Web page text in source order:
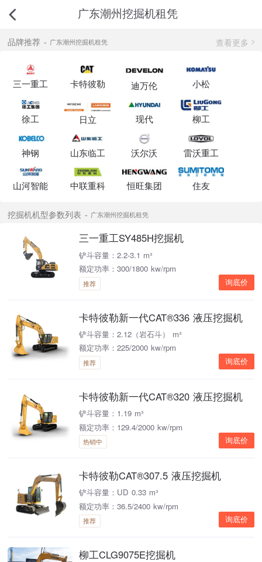
广东潮州挖掘机租凭
品牌推荐 广东潮州挖掘机租凭 查看更多
三一重工 卡特彼勒 迪万伦 小松
徐工 日立 现代 柳工
神钢 山东临工 沃尔沃 雷沃重工
山河智能 中联重科 恒旺集团 住友
挖掘机机型参数列表 广东潮州挖掘机租凭
三一重工SY485H挖掘机
铲斗容量：2.2-3.1 m³
额定功率：300/1800 kw/rpm
推荐 询底价
卡特彼勒新一代CAT®336 液压挖掘机
铲斗容量：2.12（岩石斗） m³
额定功率：225/2000 kw/rpm
推荐 询底价
卡特彼勒新一代CAT®320 液压挖掘机
铲斗容量：1.19 m³
额定功率：129.4/2000 kw/rpm
热销中 询底价
卡特彼勒CAT®307.5 液压挖掘机
铲斗容量：UD 0.33 m³
额定功率：36.5/2400 kw/rpm
推荐 询底价
柳工CLG9075E挖掘机